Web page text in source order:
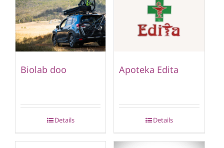
Biolab doo
Details
Apoteka Edita
Details